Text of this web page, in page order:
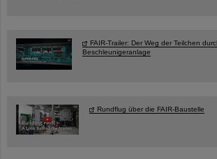
FAIR-Trailer: Der Weg der Teilchen
Beschleunigeranlage
Rundflug über die FAIR-Baustelle